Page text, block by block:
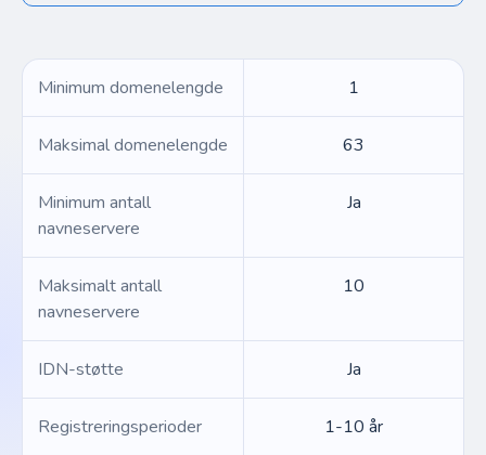
Minimum domenelengde 1
Maksimal domenelengde 63
Minimum antall
navneservere
Ja
Maksimalt antall
navneservere
10
IDN-støtte Ja
Registreringsperioder 1-10 år